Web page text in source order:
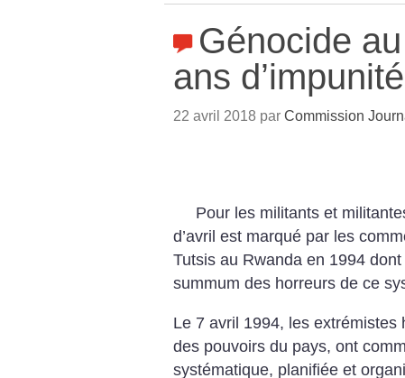
Génocide
ans d’impunité
22 avril 2018 par Commission
Pour les militants et
d’avril est marqué par les
Tutsis au Rwanda en 1994
summum des horreurs de ce
Le 7 avril 1994, les extrémistes
des pouvoirs du pays, ont
systématique, planifiée et